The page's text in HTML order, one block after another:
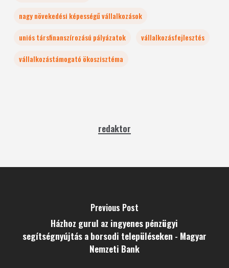
nagy növekedési képességű vállalkozások
uniós társfinanszírozású pályázatok
vállalkozásfejlesztés
vállalkozástámogató ökoszisztéma
redaktor
Previous Post
Házhoz gurul az ingyenes pénzügyi
segítségnyújtás a borsodi településeken - Magyar
Nemzeti Bank